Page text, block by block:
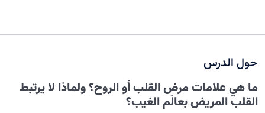
نضوج الطفل الغالي للروح 0/8
القضاء والقدر والاختيار
الابتلاء والامتحان في مسيرة الحياة 0/26
حول الدرس
ما هي علامات مرض القلب أو الروح؟ ولماذا لا يرتبط
القلب المريض بعالَم الغيب؟